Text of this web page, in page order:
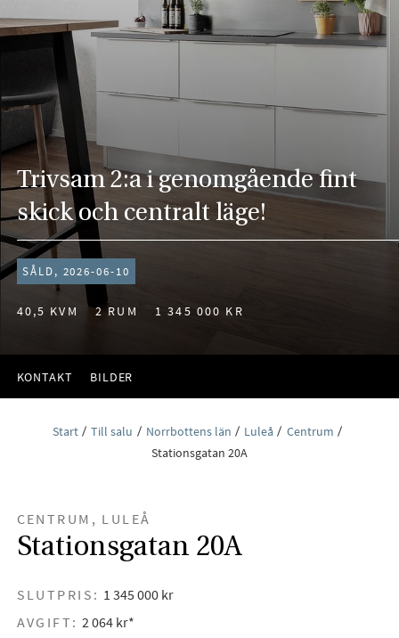
Trivsam 2:a i genomgående fint
skick och centralt läge!
SÅLD, 2026-06-10
40,5 KVM 2 RUM 1 345 000 KR
KONTAKT BILDER
Start Till salu Norrbottens län Luleå
Centrum
Stationsgatan 20A
CENTRUM, LULEÅ
Stationsgatan 20A
SLUTPRIS: 1 345 000 kr
AVGIFT: 2 064 kr*